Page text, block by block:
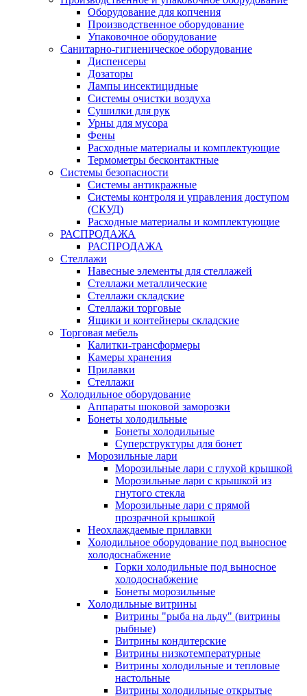
Оборудование для копчения
Производственное оборудование
Упаковочное оборудование
Санитарно-гигиеническое оборудование
Диспенсеры
Дозаторы
Лампы инсектицидные
Системы очистки воздуха
Сушилки для рук
Урны для мусора
Фены
Расходные материалы и комплектующие
Термометры бесконтактные
Системы безопасности
Системы антикражные
Системы контроля и управления доступом
(СКУД)
Расходные материалы и комплектующие
РАСПРОДАЖА
РАСПРОДАЖА
Стеллажи
Навесные элементы для стеллажей
Стеллажи металлические
Стеллажи складские
Стеллажи торговые
Ящики и контейнеры складские
Торговая мебель
Калитки-трансформеры
Камеры хранения
Прилавки
Стеллажи
Холодильное оборудование
Аппараты шоковой заморозки
Бонеты холодильные
Бонеты холодильные
Суперструктуры для бонет
Морозильные лари
Морозильные лари с глухой крышкой
Морозильные лари с крышкой из
гнутого стекла
Морозильные лари с прямой
прозрачной крышкой
Неохлаждаемые прилавки
Холодильное оборудование под выносное
холодоснабжение
Горки холодильные под выносное
холодоснабжение
Бонеты морозильные
Холодильные витрины
Витрины "рыба на льду" (витрины
рыбные)
Витрины кондитерские
Витрины низкотемпературные
Витрины холодильные и тепловые
настольные
Витрины холодильные открытые